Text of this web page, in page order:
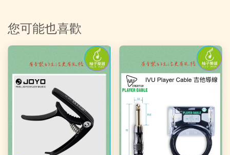
您可能也喜歡